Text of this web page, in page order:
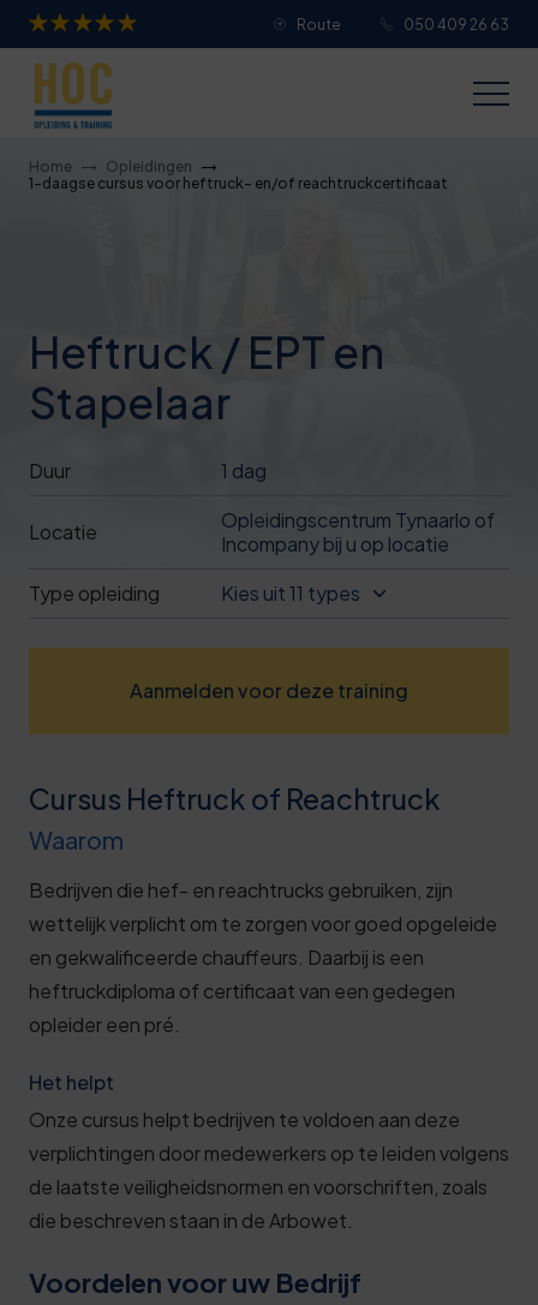
Route 050 409 26 63
Home
Opleidingen
1-daagse cursus voor heftruck- en/of reachtruckcertificaat
Heftruck / EPT en
Stapelaar
Duur 1 dag
Locatie
Opleidingscentrum Tynaarlo of
Incompany bij u op locatie
Type opleiding
Kies uit 11 types
Aanmelden voor deze training
Cursus Heftruck of Reachtruck
Waarom
Bedrijven die hef- en reachtrucks gebruiken, zijn
wettelijk verplicht om te zorgen voor goed opgeleide
en gekwalificeerde chauffeurs. Daarbij is een
heftruckdiploma of certificaat van een gedegen
opleider een pré.
Het helpt
Onze cursus helpt bedrijven te voldoen aan deze
verplichtingen door medewerkers op te leiden volgens
de laatste veiligheidsnormen en voorschriften, zoals
die beschreven staan in de Arbowet.
Voordelen voor uw Bedrijf
Je overall waardering
Titel van je beoordeling
Je beoordeling
Je naam
Jouw e-mailadres
Deze review is gebaseerd op mijn eigen
ervaring.
Verzend beoordeling